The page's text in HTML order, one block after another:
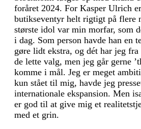
foråret 2024. For Kasper Ulrich
butikseventyr helt rigtigt på flere
største idol var min morfar, som
i dag. Som person havde han en
gøre lidt ekstra, og dét har jeg
de lette valg, men jeg går gerne
komme i mål. Jeg er meget
kun stået til mig, havde jeg
internationale ekspansion. Men
er god til at give mig et
med et grin.